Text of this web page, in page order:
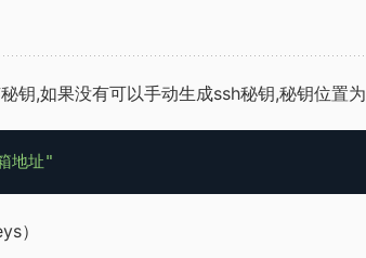
钥,如果没有可以手动生成ssh秘钥,秘钥位置为
地址"
）